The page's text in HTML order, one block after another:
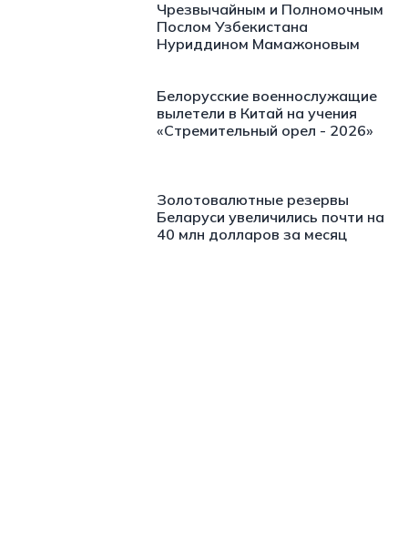
Чрезвычайным и Полномочным
Послом Узбекистана
Нуриддином Мамажоновым
Белорусские военнослужащие
вылетели в Китай на учения
«Стремительный орел - 2026»
Золотовалютные резервы
Беларуси увеличились почти на
40 млн долларов за месяц